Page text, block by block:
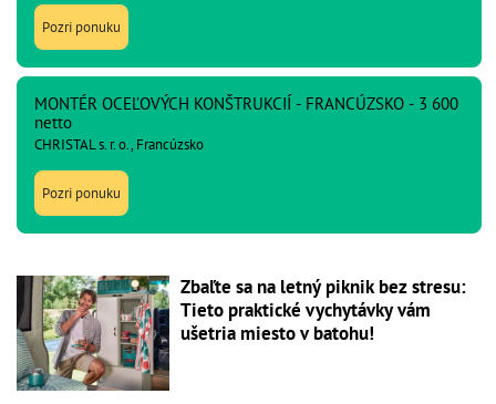
Pozri ponuku
MONTÉR OCEĽOVÝCH KONŠTRUKCIÍ - FRANCÚZSKO - 3 600
netto
CHRISTAL s. r. o., Francúzsko
Pozri ponuku
Zbaľte sa na letný piknik bez stresu:
Tieto praktické vychytávky vám
ušetria miesto v batohu!